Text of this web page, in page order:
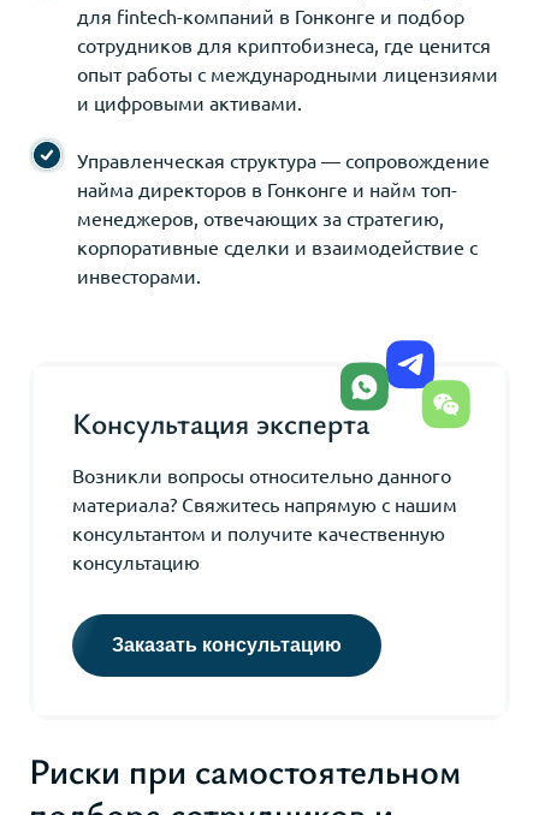
для fintech-компаний в Гонконге и подбор
сотрудников для криптобизнеса, где ценится
опыт работы с международными лицензиями
и цифровыми активами.
Управленческая структура — сопровождение
найма директоров в Гонконге и найм топ-
менеджеров, отвечающих за стратегию,
корпоративные сделки и взаимодействие с
инвесторами.
Консультация эксперта
Возникли вопросы относительно данного
материала? Свяжитесь напрямую с нашим
консультантом и получите качественную
консультацию
Заказать консультацию
Риски при самостоятельном